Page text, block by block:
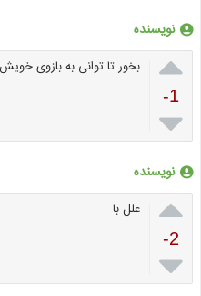
نویسنده

-1

بخور تا توانی به بازوی خویش
نویسنده

-2

علل با